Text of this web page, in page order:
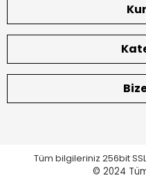
Tüm bilgileriniz 256bit
© 2024